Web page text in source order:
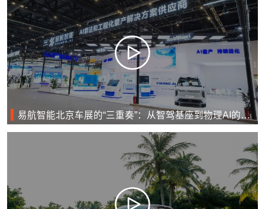
易航智能北京车展的“三重奏”：从智驾基座到物理AI的跃迁